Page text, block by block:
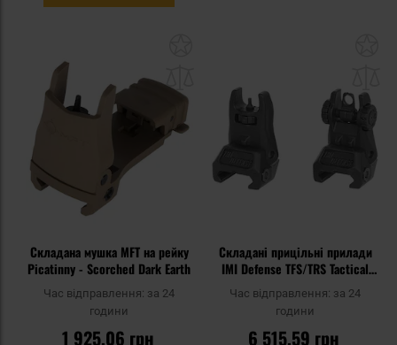
списку
уподобань
Складана мушка MFT на рейку
Picatinny - Scorched Dark Earth
Час відправлення: за 24
години
1 925,06 грн
Складані прицільні прилади
IMI Defense TFS/TRS Tactical
Flip Up Sights Set - Black
Час відправлення: за 24
години
6 515,59 грн